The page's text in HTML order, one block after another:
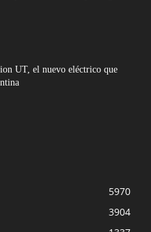
UT, el nuevo eléctrico que
5970
3904